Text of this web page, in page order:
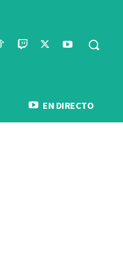
EN DIRECTO